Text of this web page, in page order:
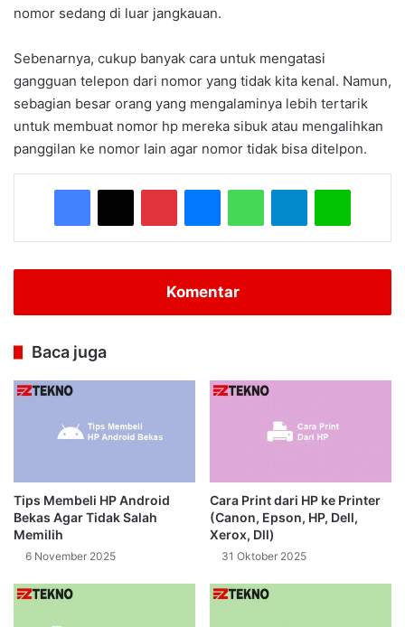
nomor sedang di luar jangkauan.
Sebenarnya, cukup banyak cara untuk mengatasi
gangguan telepon dari nomor yang tidak kita kenal. Namun,
sebagian besar orang yang mengalaminya lebih tertarik
untuk membuat nomor hp mereka sibuk atau mengalihkan
panggilan ke nomor lain agar nomor tidak bisa ditelpon.
Facebook
X PinterestMessengerWhatsAppTelegramLine
Komentar
Baca juga
Tips Membeli HP Android
Bekas Agar Tidak Salah
Memilih
6 November 2025
Cara Print dari HP ke Printer
(Canon, Epson, HP, Dell,
Xerox, Dll)
31 Oktober 2025